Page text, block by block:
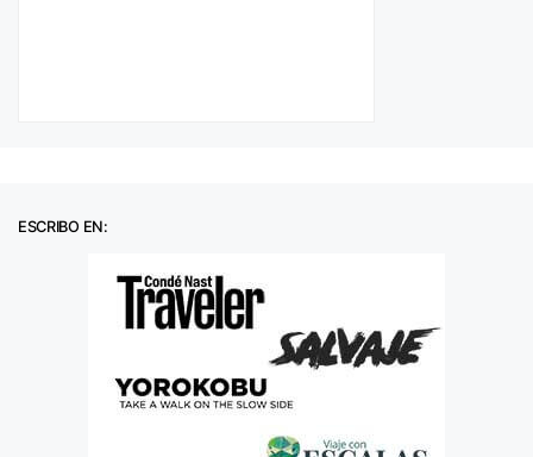
ESCRIBO EN: